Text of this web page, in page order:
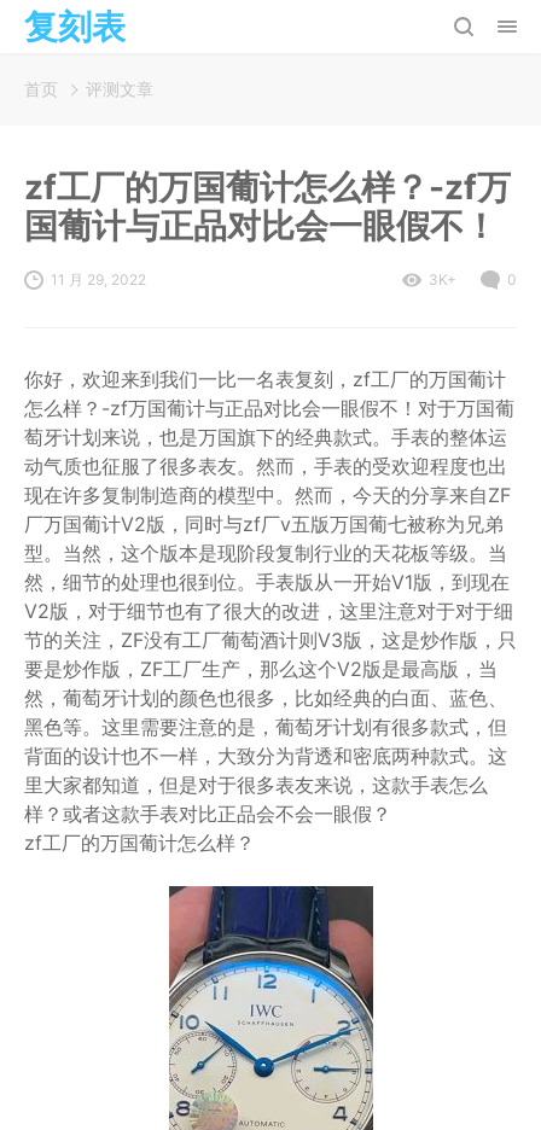
复刻表
首页 评测文章
zf工厂的万国葡计怎么样？-zf万
国葡计与正品对比会一眼假不！
11 月 29, 2022 3K+ 0
你好，欢迎来到我们一比一名表复刻，zf工厂的万国葡计
怎么样？-zf万国葡计与正品对比会一眼假不！对于万国葡
萄牙计划来说，也是万国旗下的经典款式。手表的整体运
动气质也征服了很多表友。然而，手表的受欢迎程度也出
现在许多复制制造商的模型中。然而，今天的分享来自ZF
厂万国葡计V2版，同时与zf厂v五版万国葡七被称为兄弟
型。当然，这个版本是现阶段复制行业的天花板等级。当
然，细节的处理也很到位。手表版从一开始V1版，到现在
V2版，对于细节也有了很大的改进，这里注意对于对于细
节的关注，ZF没有工厂葡萄酒计则V3版，这是炒作版，只
要是炒作版，ZF工厂生产，那么这个V2版是最高版，当
然，葡萄牙计划的颜色也很多，比如经典的白面、蓝色、
黑色等。这里需要注意的是，葡萄牙计划有很多款式，但
背面的设计也不一样，大致分为背透和密底两种款式。这
里大家都知道，但是对于很多表友来说，这款手表怎么
样？或者这款手表对比正品会不会一眼假？
zf工厂的万国葡计怎么样？